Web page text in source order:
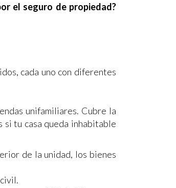
el seguro de propiedad?
cada uno con diferentes
unifamiliares. Cubre la
tu casa queda inhabitable
de la unidad, los bienes